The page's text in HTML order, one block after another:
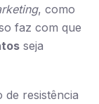
, como
faz com que
seja
de resistência